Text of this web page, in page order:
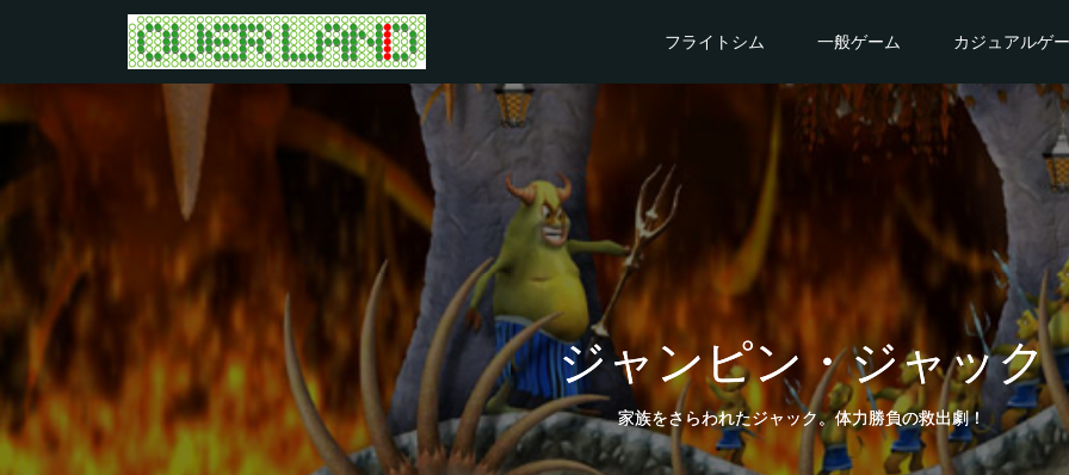
フライトシム 一般ゲーム カジュアルゲ
ジャンピン・ジャック
家族をさらわれたジャック。体力勝負の救出劇！